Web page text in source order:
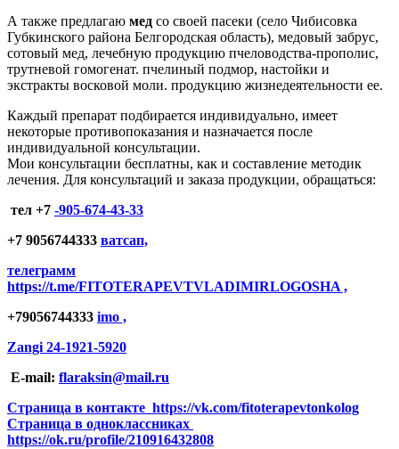
А также предлагаю мед со своей пасеки (село Чибисовка
Губкинского района Белгородская область), медовый забрус,
сотовый мед, лечебную продукцию пчеловодства-прополис,
трутневой гомогенат. пчелиный подмор, настойки и
экстракты восковой моли. продукцию жизнедеятельности ее.
Каждый препарат подбирается индивидуально, имеет
некоторые противопоказания и назначается после
индивидуальной консультации.
Мои консультации бесплатны, как и составление методик
лечения. Для консультаций и заказа продукции, обращаться:
тел +7 -905-674-43-33
+7 9056744333 ватсап,
телеграмм
https://t.me/FITOTERAPEVTVLADIMIRLOGOSHA ,
+79056744333 imo ,
Zangi 24-1921-5920
E-mail: flaraksin@mail.ru
Страница в контакте https://vk.com/fitoterapevtonkolog
Страница в одноклассниках
https://ok.ru/profile/210916432808